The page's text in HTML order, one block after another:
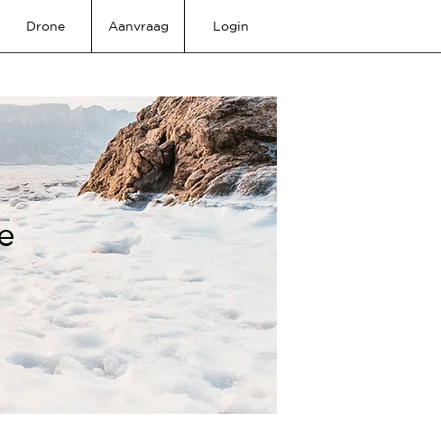
Drone Aanvraag Login